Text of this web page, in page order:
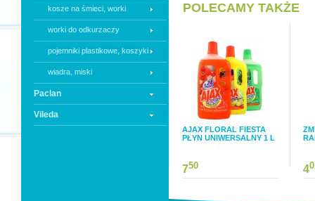
kosze na śmieci, worki
worki do odkurzaczy
pojemniki plastikowe, koszyki
wiadra, miski
Paclan
Vileda
POLECAMY TAKŻE
AJAX FLORAL FIESTA
PŁYN UNIWERSALNY 1 L
750 4